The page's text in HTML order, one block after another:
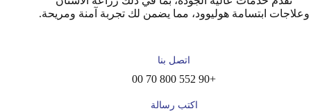
وعلاجات ابتسامة هوليوود، مما يضمن لك تجربة آمنة ومريحة.
اتصل بنا
+90 552 800 70 00
اكتب رسالة